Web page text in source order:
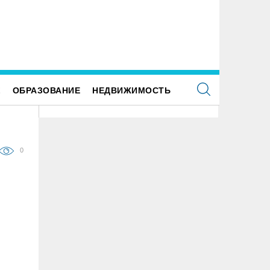
ОБРАЗОВАНИЕ НЕДВИЖИМОСТЬ
0